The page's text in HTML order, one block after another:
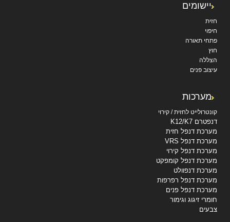
יישומים
חזית
חיפוי
פתחי תאורה
חוץ
הצללה
עיצוב פנים
מערכות
קונטרולייט לחזית / קירוי
דנפטרם K12/K7
מערכת דנפל חזית
מערכת דנפל VRS
מערכת דנפל קירוי
מערכת דנפל קומפקט
מערכת דנפוולט
מערכת דנפל רפרפות
מערכת דנפל פנים
חומרי זיגוג וגימור
צבעים